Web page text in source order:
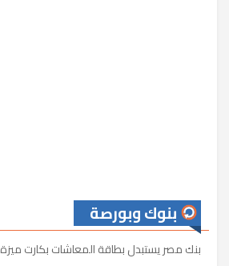
بنوك وبورصة
بنك مصر يستبدل بطاقة المعاشات بكارت ميزة